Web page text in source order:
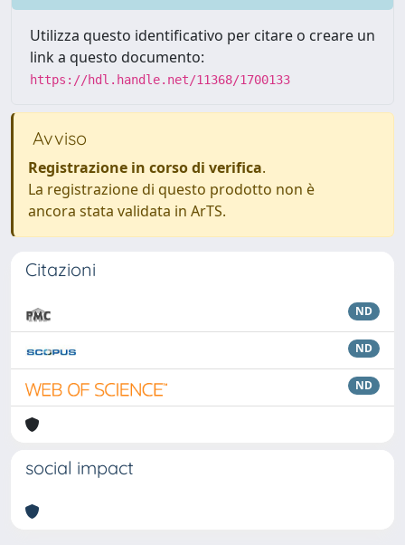
Utilizza questo identificativo per citare o creare un
link a questo documento:
https://hdl.handle.net/11368/1700133
Avviso
Registrazione in corso di verifica.
La registrazione di questo prodotto non è
ancora stata validata in ArTS.
Citazioni
ND
ND
ND
social impact